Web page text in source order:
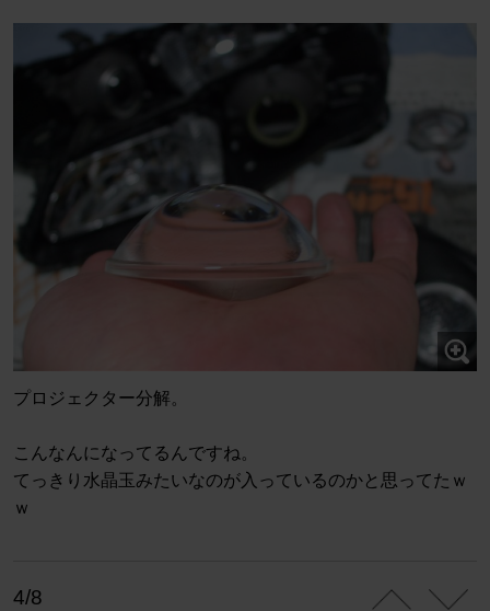
プロジェクター分解。
こんなんになってるんですね。
てっきり水晶玉みたいなのが入っているのかと思ってたｗ
ｗ
4/8